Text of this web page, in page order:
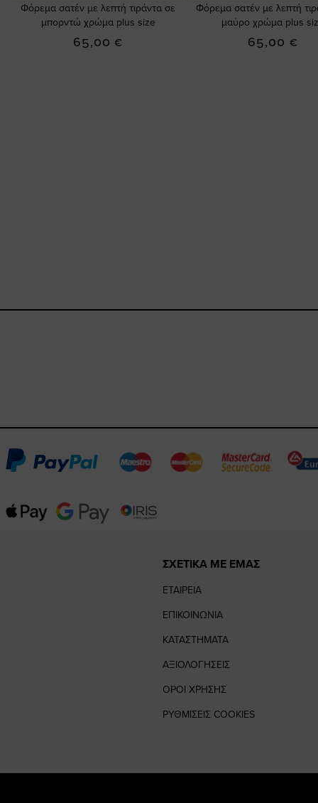
Φόρεμα σατέν με λεπτή τιράντα σε
μπορντώ χρώμα plus size
65,00 €
Φόρεμα σατέν με λεπτή
μαύρο χρώμα plus
65,00 €
ΣΧΕΤΙΚΑ ΜΕ ΕΜΑΣ
ΕΤΑΙΡΕΙΑ
ΕΠΙΚΟΙΝΩΝΙΑ
ΚΑΤΑΣΤΗΜΑΤΑ
ΑΞΙΟΛΟΓΗΣΕΙΣ
ΟΡΟΙ ΧΡΗΣΗΣ
ΡΥΘΜΙΣΕΙΣ COOKIES